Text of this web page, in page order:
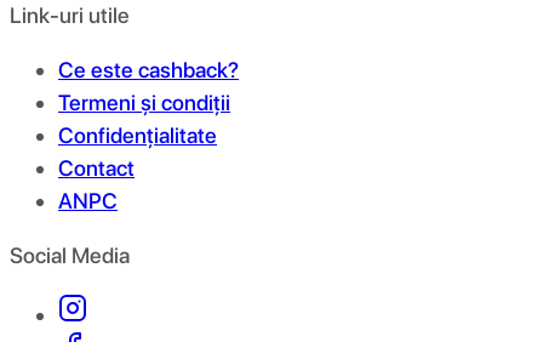
Link-uri utile
Ce este cashback?
Termeni și condiții
Confidențialitate
Contact
ANPC
Social Media